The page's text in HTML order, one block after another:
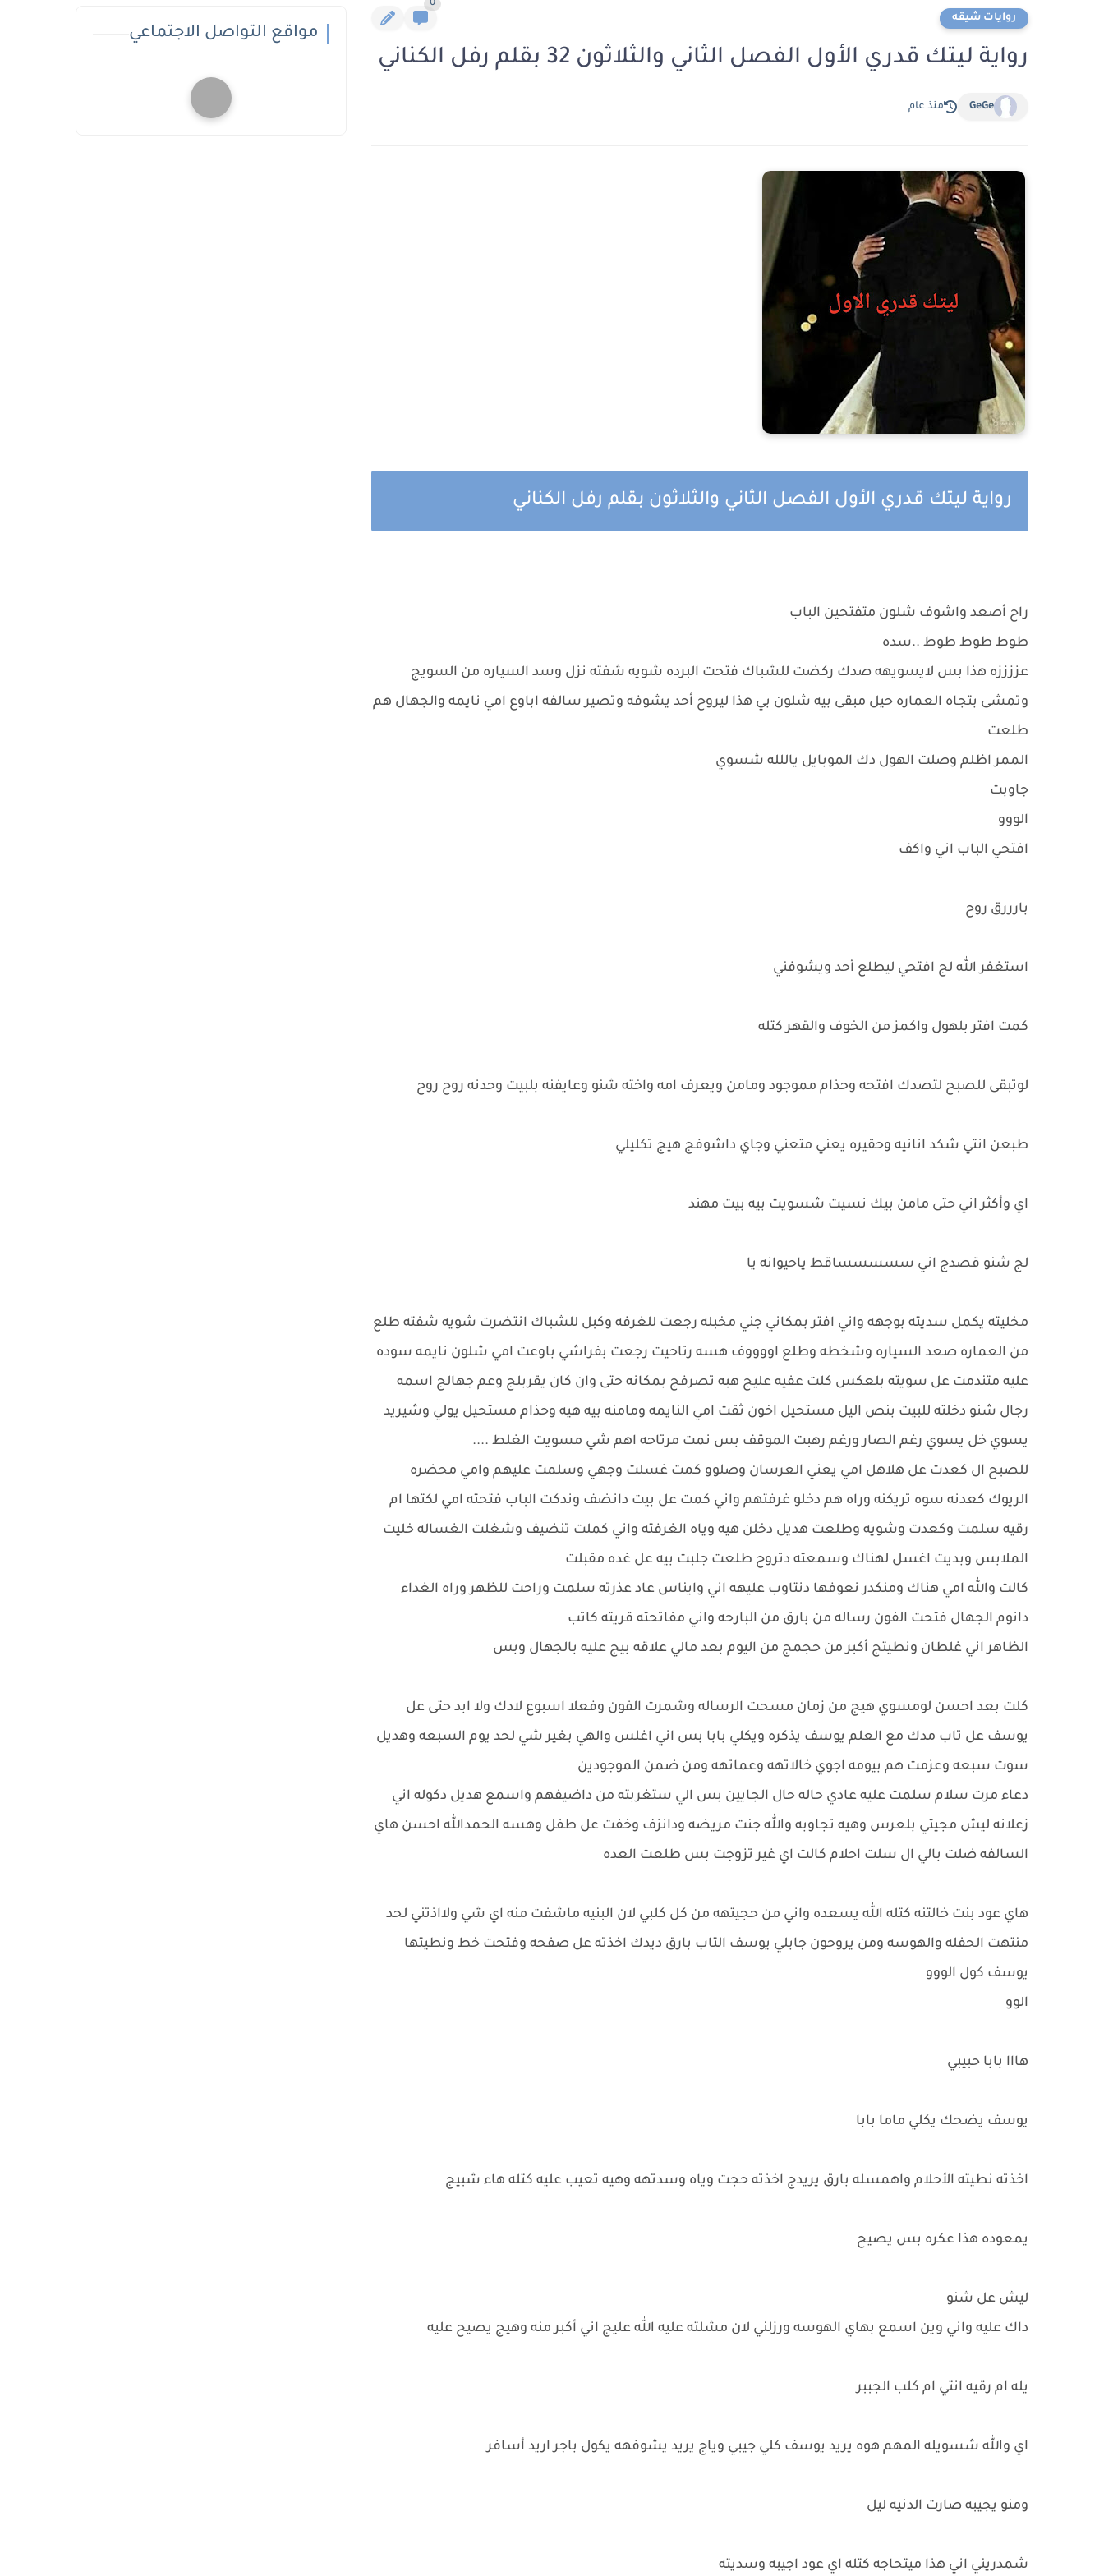
روايات شيقه
0
رواية ليتك قدري الأول الفصل الثاني والثلاثون 32 بقلم رفل الكناني
GeGe منذ عام
رواية ليتك قدري الأول الفصل الثاني والثلاثون بقلم رفل الكناني
راح أصعد واشوف شلون متفتحين الباب
طوط طوط طوط ..سده
عززززه هذا بس لايسويهه صدك ركضت للشباك فتحت البرده شويه شفته نزل وسد السياره من السويج
وتمشى بتجاه العماره حيل مبقى بيه شلون بي هذا ليروح أحد يشوفه وتصير سالفه اباوع امي نايمه والجهال هم
طلعت
الممر اظلم وصلت الهول دك الموبايل ياللله شسوي
جاوبت
الووو
افتحي الباب اني واكف
بارررق روح
استغفر الله لج افتحي ليطلع أحد ويشوفني
كمت افتر بلهول واكمز من الخوف والقهر كتله
لوتبقى للصبح لتصدك افتحه وحذام مموجود ومامن ويعرف امه واخته شنو وعايفنه بلبيت وحدنه روح روح
طبعن انتي شكد انانيه وحقيره يعني متعني وجاي داشوفج هيج تكليلي
اي وأكثر اني حتى مامن بيك نسيت شسويت بيه بيت مهند
لج شنو قصدج اني سسسسساقط ياحيوانه يا
مخليته يكمل سديته بوجهه واني افتر بمكاني جني مخبله رجعت للغرفه وكبل للشباك انتضرت شويه شفته طلع
من العماره صعد السياره وشخطه وطلع اووووف هسه رتاحيت رجعت بفراشي باوعت امي شلون نايمه سوده
عليه متندمت عل سويته بلعكس كلت عفيه عليج هبه تصرفج بمكانه حتى وان كان يقربلج وعم جهالج اسمه
رجال شنو دخلته للبيت بنص اليل مستحيل اخون ثقت امي النايمه ومامنه بيه هيه وحذام مستحيل يولي وشيريد
يسوي خل يسوي رغم الصار ورغم رهبت الموقف بس نمت مرتاحه اهم شي مسويت الغلط ....
للصبح ال كعدت عل هلاهل امي يعني العرسان وصلوو كمت غسلت وجهي وسلمت عليهم وامي محضره
الريوك كعدنه سوه تريكنه وراه هم دخلو غرفتهم واني كمت عل بيت دانضف وندكت الباب فتحته امي لكتها ام
رقيه سلمت وكعدت وشويه وطلعت هديل دخلن هيه وياه الغرفته واني كملت تنضيف وشغلت الغساله خليت
الملابس وبديت اغسل لهناك وسمعته دتروح طلعت جلبت بيه عل غده مقبلت
كالت والله امي هناك ومنكدر نعوفها دنتاوب عليهه اني وايناس عاد عذرته سلمت وراحت للظهر وراه الغداء
دانوم الجهال فتحت الفون رساله من بارق من البارحه واني مفاتحته قريته كاتب
الظاهر اني غلطان ونطيتج أكبر من حجمج من اليوم بعد مالي علاقه بيج عليه بالجهال وبس
كلت بعد احسن لومسوي هيج من زمان مسحت الرساله وشمرت الفون وفعلا اسبوع لادك ولا ابد حتى عل
يوسف عل تاب مدك مع العلم يوسف يذكره ويكلي بابا بس اني اغلس والهي بغير شي لحد يوم السبعه وهديل
سوت سبعه وعزمت هم بيومه اجوي خالاتهه وعماتهه ومن ضمن الموجودين
دعاء مرت سلام سلمت عليه عادي حاله حال الجايين بس الي ستغربته من داضيفهم واسمع هديل دكوله اني
زعلانه ليش مجيتي بلعرس وهيه تجاوبه والله جنت مريضه ودانزف وخفت عل طفل وهسه الحمدالله احسن هاي
السالفه ضلت بالي ال سلت احلام كالت اي غير تزوجت بس طلعت العده
هاي عود بنت خالتنه كتله الله يسعده واني من حجيتهه من كل كلبي لان البنيه ماشفت منه اي شي ولااذتني لحد
منتهت الحفله والهوسه ومن يروحون جابلي يوسف التاب بارق ديدك اخذته عل صفحه وفتحت خط ونطيتها
يوسف كول الووو
الوو
هااا بابا حبيبي
يوسف يضحك يكلي ماما بابا
اخذته نطيته الأحلام واهمسله بارق يريدج اخذته حجت وياه وسدتهه وهيه تعيب عليه كتله هاء شبيج
يمعوده هذا عكره بس يصيح
ليش عل شنو
داك عليه واني وين اسمع بهاي الهوسه ورزلني لان مشلته عليه الله عليج اني أكبر منه وهيج يصيح عليه
يله ام رقيه انتي ام كلب الجببر
اي والله شسويله المهم هوه يريد يوسف كلي جيبي وياج يريد يشوفهه يكول باجر اريد أسافر
ومنو يجيبه صارت الدنيه ليل
شمدريني اني هذا ميتحاجه كتله اي عود اجيبه وسديته
مواقع التواصل الاجتماعي